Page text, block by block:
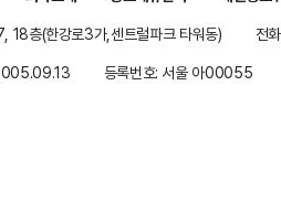
18층(한강로3가,센트럴파크 타워동)
전
등록번호: 서울 아00055